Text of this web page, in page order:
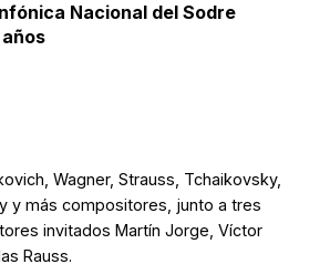
Nacional del Sodre
Wagner, Strauss, Tchaikovsky,
y más compositores, junto a tres
invitados Martín Jorge, Víctor
Rauss.